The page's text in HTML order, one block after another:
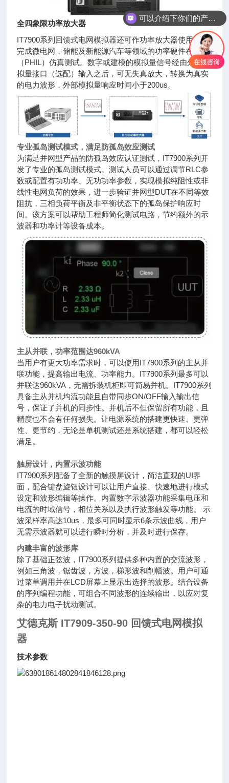
全四象限功率放大器
IT7900系列回馈式电网模拟器还可作功率放大器使用，以
完成微电网，储能及新能源汽车等领域的功率硬件在环
（PHIL）仿真测试。数字或建模的模拟量信号经由外部模
拟量接口（选配）输入之后，可无失真放大，转换为真实
的电力波形，外部模拟量响应时间小于200us。
专业孤岛测试模式，满足防孤岛效应测试
为满足并网型产品的防孤岛效应认证测试，IT7900系列开
发了专业的孤岛测试模式。测试人员可以通过调节RLC参
数或配置有功功率、无功功率参数，实现模拟纯阻性或非
线性电网负荷的效果，进一步验证并网型DUT在不同等效
阻抗，三相负荷平衡及非平衡状态下的孤岛保护响应时
间。该方案可以帮助工程师简化测试电路，节约额外的示
波器和功率计等设备成本。
主从并联，功率范围达960kVA
当用户有更大功率需求时，可以使用IT7900系列的主从并
联功能，提高输出电流、功率能力。IT7900系列最多可以
并联达960kVA，无需拆装机柜即可简易并机。IT7900系列
具备主从并机均流功能且自带同步ON/OFF输入输出信
号，保证了并机的同步性。并机后不但保留所有功能，且
精度也不会有任何损失。让电源系统的搭建更快速、更弹
性、更节约，无论是单机测试还是系统搭建，都可以轻松
满足。
触屏设计，内置示波功能
IT7900系列配备了全新的触摸屏设计，简洁直观的UI界
面，配合键盘旋钮设计可以让用户直接、快速地进行模式
设定和波形编辑等操作。内置数字示波器功能采集电压和
电流的时域信号，相位关系以及执行波形触发等功能。 示
波采样率高达10us，最多可同时显示6条示波曲线，用户
无需示波器就可以进行瞬时分析，并及时进行保存。
内建丰富的波形库
除了基础正弦波，IT7900系列提供多种内置的交流波形，
例如三角波，锯齿波，方波，梯形波和削幅波。用户可通
过菜单调用并在LCD屏幕上显示出选择的波形。结合设备
的序列编程功能，可组合不同波形的连续输出，以应对复
杂的电力电子扰动测试。
艾德克斯 IT7909-350-90 回馈式电网模拟
器
技术参数
可以介绍下你们的产品么